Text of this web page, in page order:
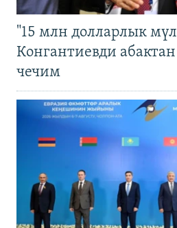
"15 млн долларлык
Конгантиевди
чечим